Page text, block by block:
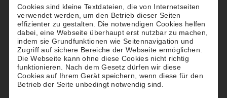
ersehen Sie die Platzbelegung und freie Zeiten.
Wenn Sie die Belegung über einen späteren
Zeitraum einsehen[...]
Wie buchen Hotels für Ihre Gäste
Cookies sind kleine Textdateien, die von Internetseiten
verwendet werden, um den Betrieb dieser Seiten
effizienter zu gestalten. Die notwendigen Cookies helfen
dabei, eine Webseite überhaupt erst nutzbar zu machen,
indem sie Grundfunktionen wie Seitennavigation und
Zugriff auf sichere Bereiche der Webseite ermöglichen.
Die Webseite kann ohne diese Cookies nicht richtig
funktionieren. Nach dem Gesetz dürfen wir diese
Cookies auf Ihrem Gerät speichern, wenn diese für den
Betrieb der Seite unbedingt notwendig sind.